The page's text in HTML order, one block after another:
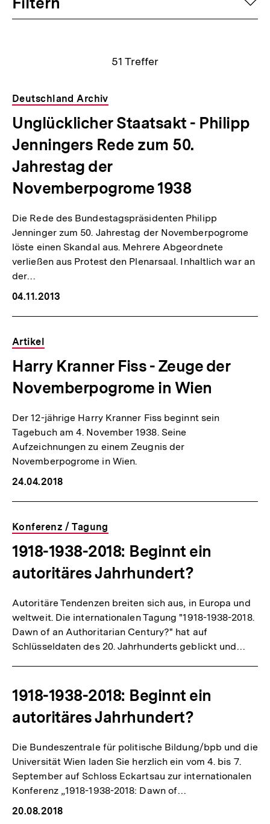
Suchergebnisse
51 Treffer
Deutschland Archiv
Unglücklicher Staatsakt - Philipp
Jenningers Rede zum 50.
Jahrestag der
Novemberpogrome 1938
Die Rede des Bundestagspräsidenten Philipp
Jenninger zum 50. Jahrestag der Novemberpogrome
löste einen Skandal aus. Mehrere Abgeordnete
verließen aus Protest den Plenarsaal. Inhaltlich war an
der…
04.11.2013
Artikel
Harry Kranner Fiss - Zeuge der
Novemberpogrome in Wien
Der 12-jährige Harry Kranner Fiss beginnt sein
Tagebuch am 4. November 1938. Seine
Aufzeichnungen zu einem Zeugnis der
Novemberpogrome in Wien.
24.04.2018
Konferenz / Tagung
1918-1938-2018: Beginnt ein
autoritäres Jahrhundert?
Autoritäre Tendenzen breiten sich aus, in Europa und
weltweit. Die internationalen Tagung "1918-1938-2018.
Dawn of an Authoritarian Century?" hat auf
Schlüsseldaten des 20. Jahrhunderts geblickt und…
1918-1938-2018: Beginnt ein
autoritäres Jahrhundert?
Die Bundeszentrale für politische Bildung/bpb und die
Universität Wien laden Sie herzlich ein vom 4. bis 7.
September auf Schloss Eckartsau zur internationalen
Konferenz „1918-1938-2018: Dawn of…
20.08.2018